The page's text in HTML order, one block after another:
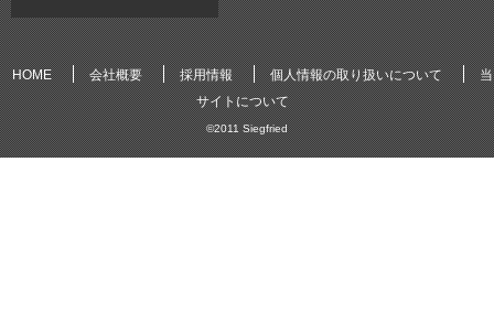
HOME 会社概要 採用情報 個人情報の取り扱いについて
当
サイトについて
©2011Siegfried